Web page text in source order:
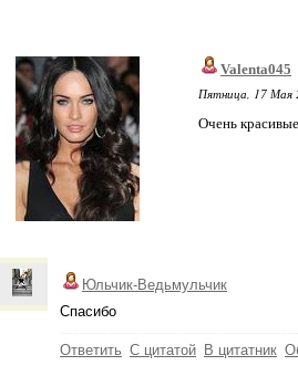
Valenta045
Пятница, 17 Мая
Очень
Юльчик-Ведьмульчик
Спасибо
Ответить С цитатой В цитатник